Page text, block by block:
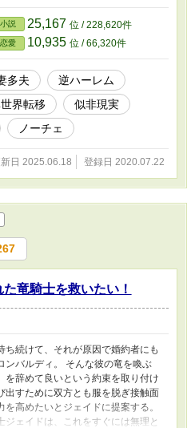
。一晩過ごしただけだけど、その
られなかった。 実は彼らはちょっ
という群れには属さない、はぐれ
リーダーで沈着冷静な美形の銀狼
ルド系でぶっきらぼうだけど優し
、底抜けに明るくて可愛い茶狼の
出た理由はそれぞれ事情があるよ
性に免疫のない奥手で絶倫人狼夫達
タ溺愛結婚生活♥ ※第二部連載に向け
改稿中。(一話の文字数が倍になっ
せん……) ※他サイトにも投稿して
らしい表紙は氷川こちさまです。
とうございます♡
小説 25,167 位 / 228,620件
恋愛 10,935 位 / 66,320件
多夫
逆ハーレム
界転移
似非現実
ノーチェ
日 2025.06.18 登録日 2020.07.22
竜騎士を救いたい！
ち続けて、それが原因で婚約者にも
ンバルディ。 そんな彼の竜を喚ぶ
を辞めて良いという約束を取り付け
出すために双方とも服を脱ぎ接触面
高めたいとジェイドに提案する。
ジェイドは、これをすぐには無理と